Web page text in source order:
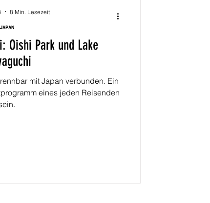
Oishi Park und Lake
mit Japan verbunden. Ein
eines jeden Reisenden
JAPAN
8 Min. Lesezeit